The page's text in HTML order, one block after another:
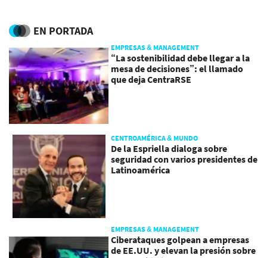
EN PORTADA
EMPRESAS & MANAGEMENT
“La sostenibilidad debe llegar a la
mesa de decisiones”: el llamado
que deja CentraRSE
CENTROAMÉRICA & MUNDO
De la Espriella dialoga sobre
seguridad con varios presidentes de
Latinoamérica
EMPRESAS & MANAGEMENT
Ciberataques golpean a empresas
de EE.UU. y elevan la presión sobre